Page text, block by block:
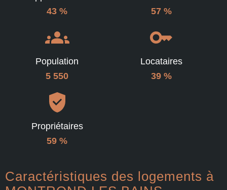
43 %
57 %
Population
5 550
Locataires
39 %
Propriétaires
59 %
Caractéristiques des logements à